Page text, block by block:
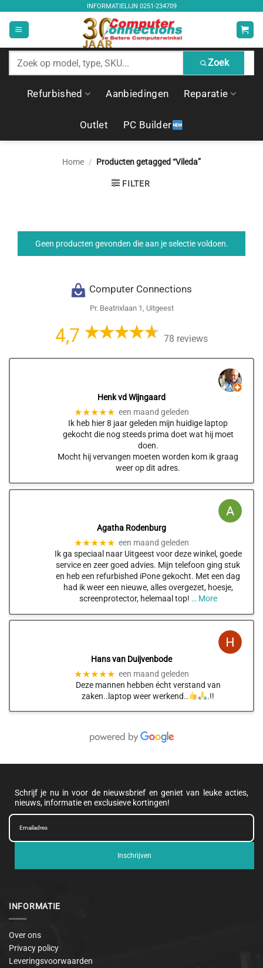
inhoud
INFORMATIELIJN 0251-234709
Zoek
producten
Zoek
Refurbished Aanbiedingen Reparatie
Outlet PC Builder
Home / Producten getagged “Vileda”
FILTER
Geen producten gevonden die aan je selectie voldoen.
Computer Connections
Pr. Beatrixlaan 1, Uitgeest
4,7 78 reviews
Henk vd Wijngaard
★★★★★ een maand geleden
Ik heb hier 8 jaar geleden mijn huidige laptop
gekocht die nog steeds prima doet wat hij moet
doen.
Mocht hij vervangen moeten worden kom ik graag
weer op dit adres.
Agatha Rodenburg
★★★★★ een maand geleden
Ik ga speciaal naar Uitgeest voor deze winkel, goede
service en zeer goed advies. Mijn telefoon ging stuk
en heb een refurbished iPone gekocht. Met een dag
had ik weer een nieuwe, alles overgezet, hoesje,
screenprotector, helemaal top! … More
Hans van Duijvenbode
★★★★★ een maand geleden
Deze mannen hebben écht verstand van
zaken..laptop weer werkend..
.!!
Schrijf je nu in voor de nieuwsbrief en geniet van leuke acties,
nieuws, informatie en exclusieve kortingen!
Inschrijven
INFORMATIE
Over ons
Privacy policy
Leveringsvoorwaarden